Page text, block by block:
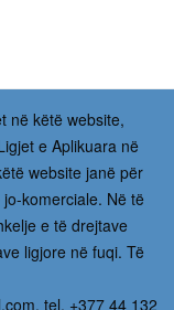
në këtë website,
e Aplikuara në
website janë për
komerciale. Në të
e të drejtave
ligjore në fuqi. Të
, tel. +377 44 132